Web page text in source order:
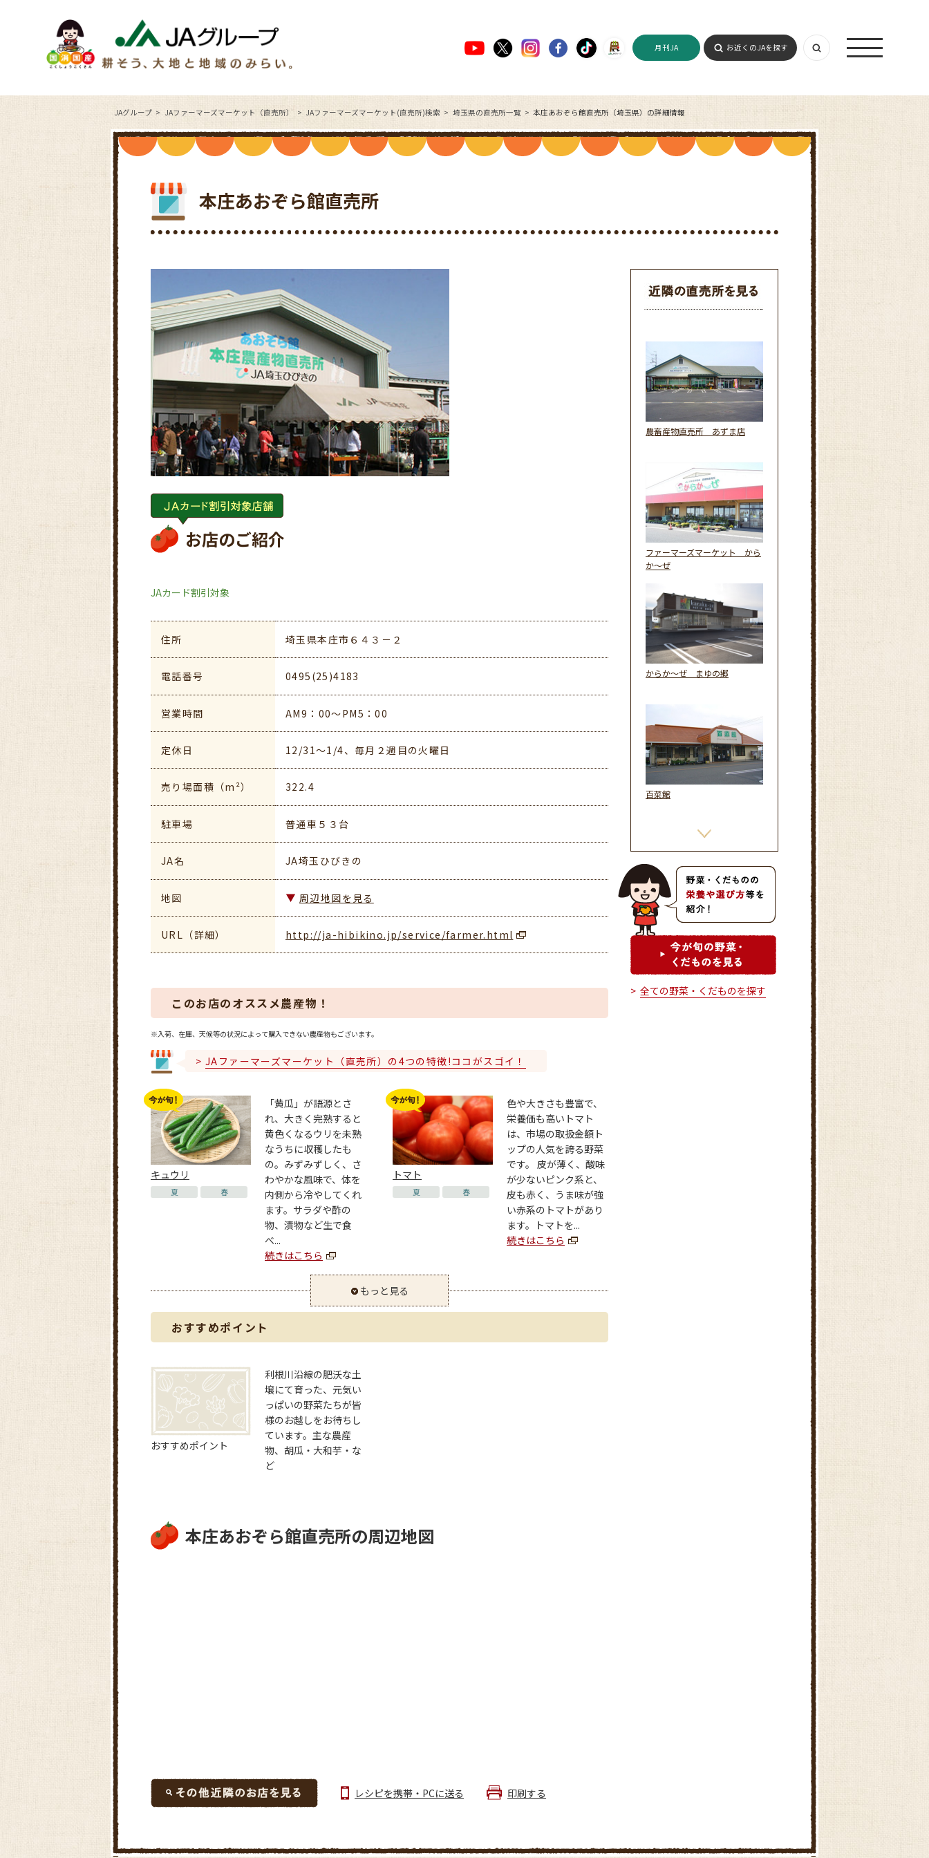
月刊JA お近くのJAを探す
JAグループ JAファーマーズマーケット（直売所） JAファーマーズマーケット(直売所)検索 埼玉県の直売所一覧 本庄あおぞら館直売所（埼玉県）の詳細情報
本庄あおぞら館直売所
お店のご紹介
JAカード割引対象
住所 埼玉県本庄市６４３－２
電話番号 0495(25)4183
営業時間 AM9：00～PM5：00
定休日 12/31～1/4、毎月２週目の火曜日
売り場面積（m²） 322.4
駐車場 普通車５３台
JA名 JA埼玉ひびきの
地図 周辺地図を見る
URL（詳細） http://ja-hibikino.jp/service/farmer.html
このお店のオススメ農産物！
※入荷、在庫、天候等の状況によって購入できない農産物もございます。
JAファーマーズマーケット（直売所）の4つの特徴!ココがスゴイ！
キュウリ
夏 春
「黄瓜」が語源とさ
れ、大きく完熟すると
黄色くなるウリを未熟
なうちに収穫したも
の。みずみずしく、さ
わやかな風味で、体を
内側から冷やしてくれ
ます。サラダや酢の
物、漬物など生で食
べ...
続きはこちら
トマト
夏 春
色や大きさも豊富で、
栄養価も高いトマト
は、市場の取扱金額ト
ップの人気を誇る野菜
です。 皮が薄く、酸味
が少ないピンク系と、
皮も赤く、うま味が強
い赤系のトマトがあり
ます。トマトを...
続きはこちら
もっと見る
おすすめポイント
おすすめポイント
利根川沿線の肥沃な土
壌にて育った、元気い
っぱいの野菜たちが皆
様のお越しをお待ちし
ています。主な農産
物、胡瓜・大和芋・な
ど
本庄あおぞら館直売所の周辺地図
レシピを携帯・PCに送る 印刷する
農畜産物直売所 あずま店
ファーマーズマーケット から
か～ぜ
からか～ぜ まゆの郷
百菜館
フロル直売所
全ての野菜・くだものを探す